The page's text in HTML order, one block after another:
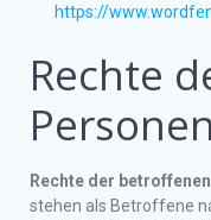
https://
Rechte
Personen
Rechte der
stehen als Betroffene